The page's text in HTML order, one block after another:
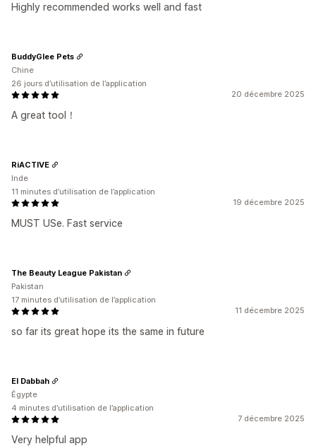
Highly recommended works well and fast
20 décembre 2025
A great tool！
BuddyGlee Pets
Chine
26 jours d’utilisation de l’application
19 décembre 2025
MUST USe. Fast service
RiACTIVE
Inde
11 minutes d’utilisation de l’application
11 décembre 2025
so far its great hope its the same in future
The Beauty League Pakistan
Pakistan
17 minutes d’utilisation de l’application
7 décembre 2025
Very helpful app
El Dabbah
Égypte
4 minutes d’utilisation de l’application